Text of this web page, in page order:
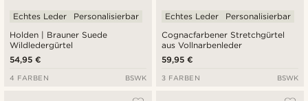
Holden | Brauner Suede
Wildledergürtel
Echtes Leder Personalisierbar
54,95 €
4 FARBEN BSWK
Cognacfarbener Stretchgürtel
aus Vollnarbenleder
Echtes Leder Personalisierbar
59,95 €
3 FARBEN BSWK